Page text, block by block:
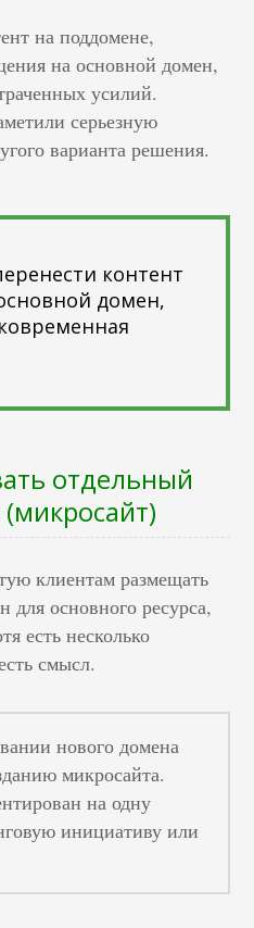
на поддомене,
на основной домен,
усилий.
серьезную
варианта решения.
контент
домен,
отдельный
клиентам размещать
для основного ресурса,
есть несколько
смысл.
нового домена
микросайта.
на одну
инициативу или